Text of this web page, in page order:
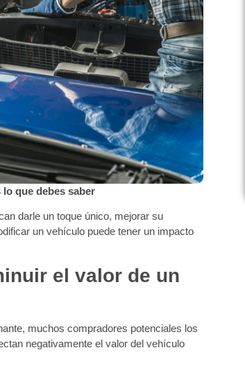
que debes saber
darle un toque único, mejorar su
un vehículo puede tener un impacto
el valor de un
muchos compradores potenciales los
negativamente el valor del vehículo